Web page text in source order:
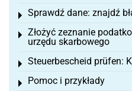
Sprawdź dane: znajdź
Toggle menu
Złożyć zeznanie
urzędu skarbowego
Toggle menu
Steuerbescheid prüfen:
Toggle menu
Pomoc i przykłady
Toggle menu